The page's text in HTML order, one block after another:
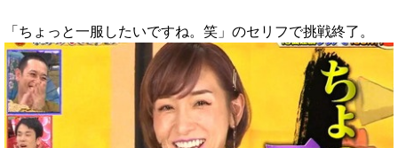
「ちょっと一服したいですね。笑」のセリフで挑戦終了。